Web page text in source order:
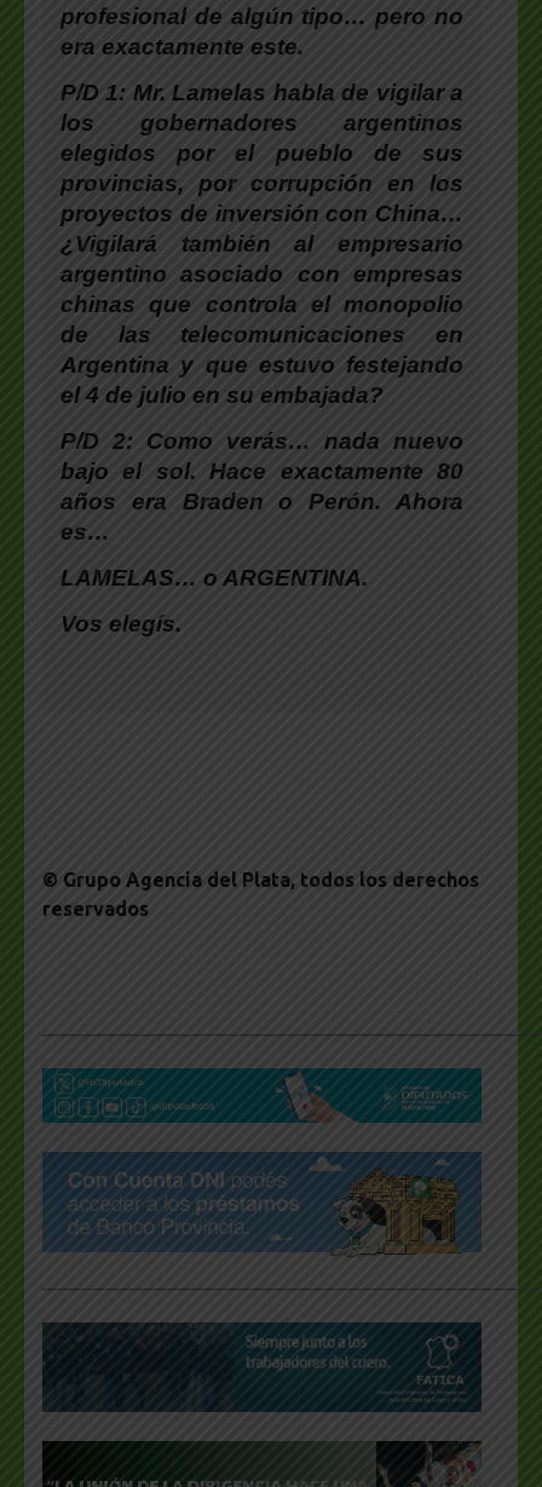
profesional de algún tipo… pero no
era exactamente este.
P/D 1: Mr. Lamelas habla de vigilar a
los gobernadores argentinos
elegidos por el pueblo de sus
provincias, por corrupción en los
proyectos de inversión con China…
¿Vigilará también al empresario
argentino asociado con empresas
chinas que controla el monopolio
de las telecomunicaciones en
Argentina y que estuvo festejando
el 4 de julio en su embajada?
P/D 2: Como verás… nada nuevo
bajo el sol. Hace exactamente 80
años era Braden o Perón. Ahora
es…
LAMELAS… o ARGENTINA.
Vos elegís.
© Grupo Agencia del Plata, todos los derechos
reservados